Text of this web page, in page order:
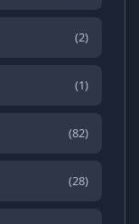
(2)
(1)
(82)
(28)